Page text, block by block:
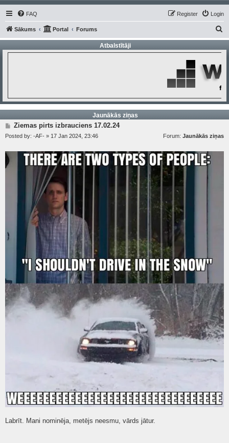
FAQ Login
Register
Sākums Portal Forums
e
Atbalstītāji
Jaunākās ziņas
P
s
Ziemas pirts izbrauciens 17.02.24
Posted by: -AF- » 17 Jan 2024, 23:46 Forum: Jaunākās ziņas
Labrīt. Mani nominēja, metējs neesmu, vārds jātur.